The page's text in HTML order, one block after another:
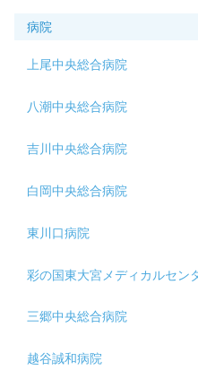
病院
上尾中央総合病院
八潮中央総合病院
吉川中央総合病院
白岡中央総合病院
東川口病院
彩の国東大宮メディカルセン
三郷中央総合病院
越谷誠和病院